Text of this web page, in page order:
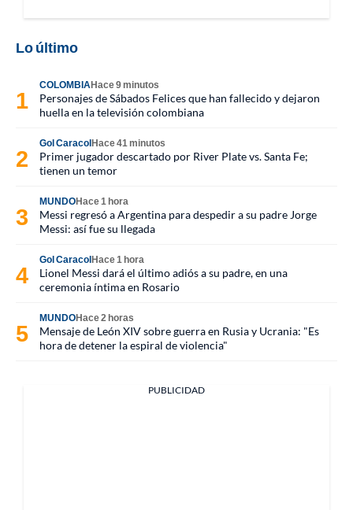
Lo último
COLOMBIAHace 9 minutos
Personajes de Sábados Felices que han fallecido y dejaron
huella en la televisión colombiana
Gol CaracolHace 41 minutos
Primer jugador descartado por River Plate vs. Santa Fe;
tienen un temor
MUNDOHace 1 hora
Messi regresó a Argentina para despedir a su padre Jorge
Messi: así fue su llegada
Gol CaracolHace 1 hora
Lionel Messi dará el último adiós a su padre, en una
ceremonia íntima en Rosario
MUNDOHace 2 horas
Mensaje de León XIV sobre guerra en Rusia y Ucrania: "Es
hora de detener la espiral de violencia"
PUBLICIDAD